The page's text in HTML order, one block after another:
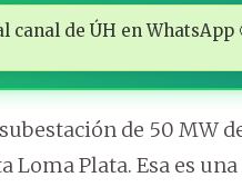
canal de ÚH en WhatsApp
de 50 MW
Loma Plata. Esa es